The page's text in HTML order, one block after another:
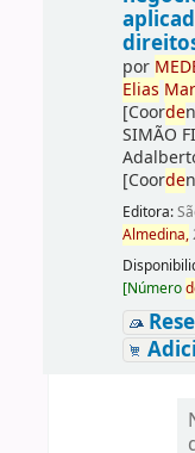
por ME
Elias
[Coorde
SIMÃO
[Coorde
Editora:
Almedina,
[Número